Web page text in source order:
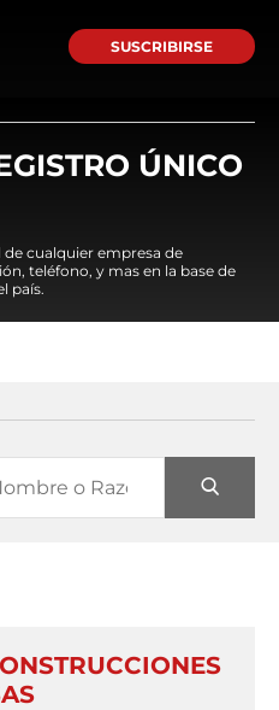
SUSCRIBIRSE
ÚNICO
de cualquier empresa de
teléfono, y mas en la base de
país.